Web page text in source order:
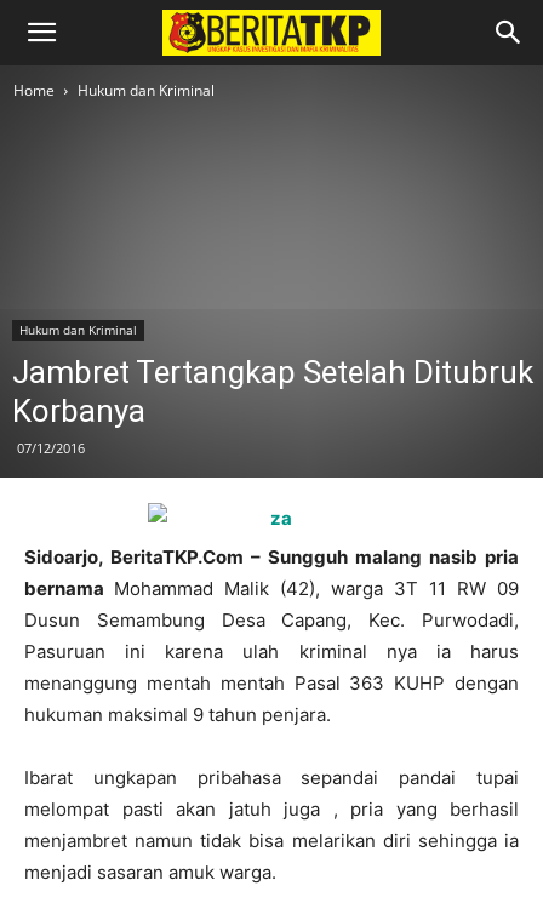
Home Hukum dan Kriminal
Hukum dan Kriminal
Jambret Tertangkap Setelah Ditubruk
Korbanya
07/12/2016
Sidoarjo, BeritaTKP.Com – Sungguh malang nasib pria
bernama Mohammad Malik (42), warga 3T 11 RW 09
Dusun Semambung Desa Capang, Kec. Purwodadi,
Pasuruan ini karena ulah kriminal nya ia harus
menanggung mentah mentah Pasal 363 KUHP dengan
hukuman maksimal 9 tahun penjara.
Ibarat ungkapan pribahasa sepandai pandai tupai
melompat pasti akan jatuh juga , pria yang berhasil
menjambret namun tidak bisa melarikan diri sehingga ia
menjadi sasaran amuk warga.